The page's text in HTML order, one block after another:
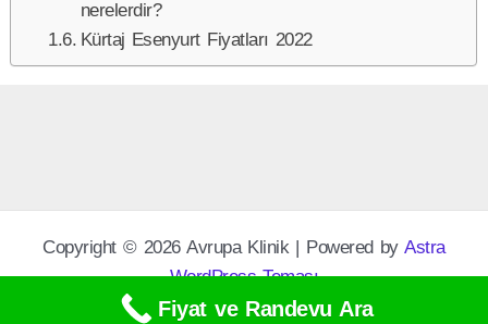
nerelerdir?
Kürtaj Esenyurt Fiyatları 2022
Copyright © 2026 Avrupa Klinik | Powered byAstra
WordPress Teması
Fiyat ve Randevu Ara